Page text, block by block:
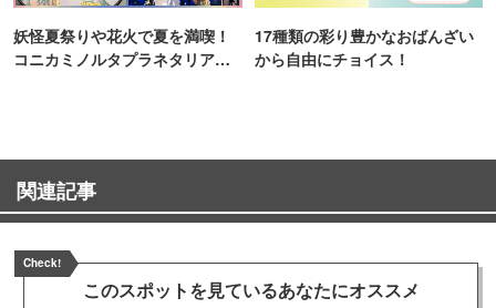
妖怪夏祭りや花火で夏を満喫！
コニカミノルタプラネタリア
17種類の彩り豊かなおばんざい
から自由にチョイス！
関連記事
Check!
このスポットを見ているあなたにオススメ